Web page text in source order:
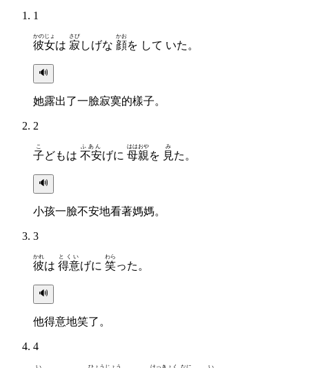
1
彼女
かのじょ
は 寂
さび
しげな 顔
かお
を して いた。
🔊
她露出了一臉寂寞的樣子。
2
子
こ
どもは 不安
ふあん
げに 母親
ははおや
を 見
み
た。
🔊
小孩一臉不安地看著媽媽。
3
彼
かれ
は 得意
とくい
げに 笑
わら
った。
🔊
他得意地笑了。
4